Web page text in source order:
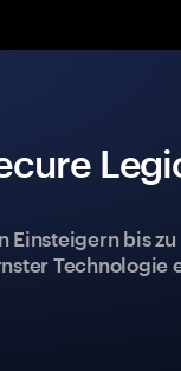
Einsteigern bis